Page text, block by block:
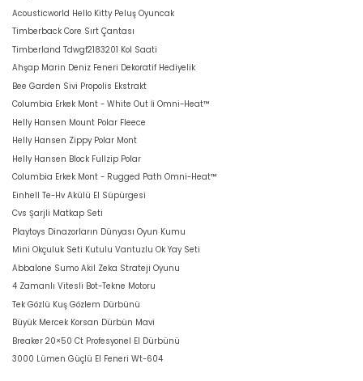
Acousticworld Hello Kitty Peluş Oyuncak
Timberback Core Sırt Çantası
Timberland Tdwgf2183201 Kol Saati
Ahşap Marin Deniz Feneri Dekoratif Hediyelik
Bee Garden Sivi Propolis Ekstrakt
Columbia Erkek Mont - White Out İi Omni-Heat™
Helly Hansen Mount Polar Fleece
Helly Hansen Zippy Polar Mont
Helly Hansen Block Fullzip Polar
Columbia Erkek Mont - Rugged Path Omni-Heat™
Einhell Te-Hv Akülü El Süpürgesi
Cvs Şarjli Matkap Seti
Playtoys Dinazorların Dünyası Oyun Kumu
Mini Okçuluk Seti Kutulu Vantuzlu Ok Yay Seti
Abbalone Sumo Akil Zeka Strateji Oyunu
4 Zamanlı Vitesli Bot-Tekne Motoru
Tek Gözlü Kuş Gözlem Dürbünü
Büyük Mercek Korsan Dürbün Mavi
Breaker 20×50 Ct Profesyonel El Dürbünü
3000 Lümen Güçlü El Feneri Wt-604